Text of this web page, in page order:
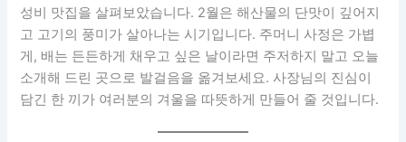
성비 맛집을 살펴보았습니다. 2월은 해산물의 단맛이 깊어지
고 고기의 풍미가 살아나는 시기입니다. 주머니 사정은 가볍
게, 배는 든든하게 채우고 싶은 날이라면 주저하지 말고 오늘
소개해 드린 곳으로 발걸음을 옮겨보세요. 사장님의 진심이
담긴 한 끼가 여러분의 겨울을 따뜻하게 만들어 줄 것입니다.